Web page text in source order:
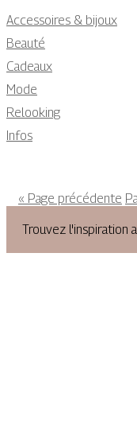
Accessoires & bijoux
Beauté
Cadeaux
Mode
Relooking
Infos
« Page précédente
Trouvez l'inspiration